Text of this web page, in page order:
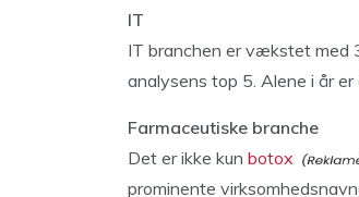
IT
IT branchen er vækstet med
analysens top 5. Alene i år
Farmaceutiske branche
Det er ikke kun botox
prominente